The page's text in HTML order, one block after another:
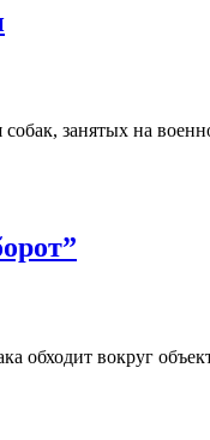
занятых на
обходит вокруг